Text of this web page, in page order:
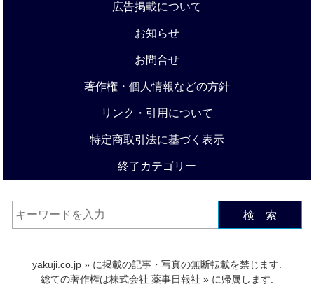
広告掲載について
お知らせ
お問合せ
著作権・個人情報などの方針
リンク・引用について
特定商取引法に基づく表示
終了カテゴリー
検 索
yakuji.co.jp » に掲載の記事・写真の無断転載を禁じます.
総ての著作権は株式会社 薬事日報社 » に帰属します.